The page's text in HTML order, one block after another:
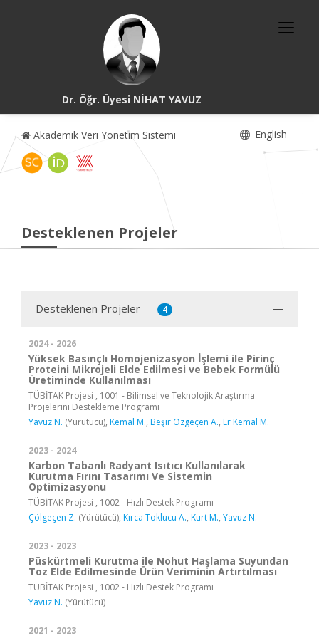
Dr. Öğr. Üyesi NİHAT YAVUZ
Akademik Veri Yönetim Sistemi English
Desteklenen Projeler
Desteklenen Projeler 4
2024 - 2026
Yüksek Basınçlı Homojenizasyon İşlemi ile Pirinç
Proteini Mikrojeli Elde Edilmesi ve Bebek Formülü
Üretiminde Kullanılması
TÜBİTAK Projesi , 1001 - Bilimsel ve Teknolojik Araştırma
Projelerini Destekleme Programı
Yavuz N. (Yürütücü), Kemal M., Beşir Özgeçen A., Er Kemal M.
2023 - 2024
Karbon Tabanlı Radyant Isıtıcı Kullanılarak
Kurutma Fırını Tasarımı Ve Sistemin
Optimizasyonu
TÜBİTAK Projesi , 1002 - Hızlı Destek Programı
Çölgeçen Z. (Yürütücü), Kırca Toklucu A., Kurt M., Yavuz N.
2023 - 2023
Püskürtmeli Kurutma ile Nohut Haşlama Suyundan
Toz Elde Edilmesinde Ürün Veriminin Artırtılması
TÜBİTAK Projesi , 1002 - Hızlı Destek Programı
Yavuz N. (Yürütücü)
2021 - 2023